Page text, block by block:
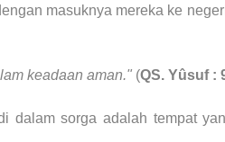
masuknya mereka ke
keadaan aman." (QS. Yûsuf :
dalam sorga adalah tempat